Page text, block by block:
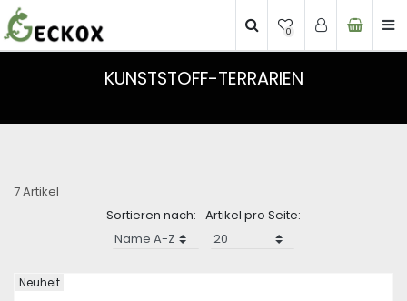
0
KUNSTSTOFF-TERRARIEN
7 Artikel
Sortieren nach: Artikel pro Seite:
Neuheit